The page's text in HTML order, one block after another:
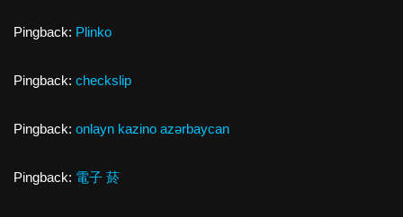
Pingback: Plinko
Pingback: checkslip
Pingback: onlayn kazino azərbaycan
Pingback: 電子 菸